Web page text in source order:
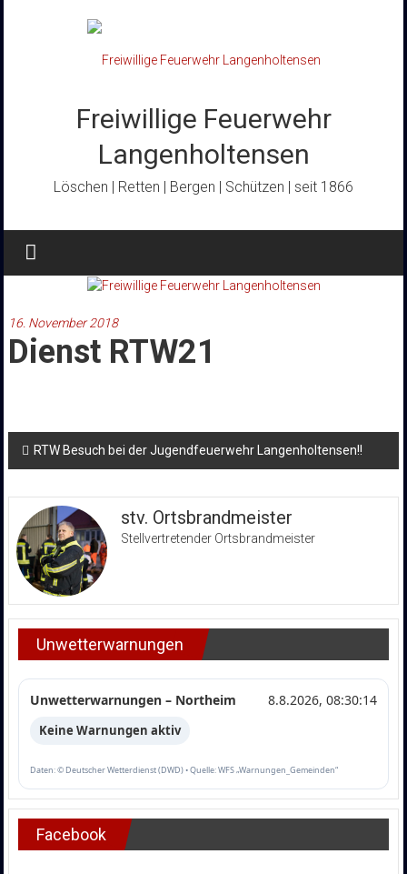
Freiwillige Feuerwehr
Langenholtensen
Löschen | Retten | Bergen | Schützen | seit 1866
16. November 2018
Dienst RTW21
Beitragsnavigation
RTW Besuch bei der Jugendfeuerwehr Langenholtensen!!
stv. Ortsbrandmeister
Stellvertretender Ortsbrandmeister
Unwetterwarnungen
Unwetterwarnungen – Northeim 8.8.2026, 08:30:14
Keine Warnungen aktiv
Daten: © Deutscher Wetterdienst (DWD) • Quelle: WFS „Warnungen_Gemeinden“
Facebook